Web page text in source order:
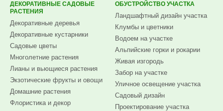
ДЕКОРАТИВНЫЕ САДОВЫЕ
РАСТЕНИЯ
Декоративные деревья
Декоративные кустарники
Садовые цветы
Многолетние растения
Лианы и вьющиеся растения
Экзотические фрукты и овощи
Домашние растения
Флористика и декор
ОБУСТРОЙСТВО УЧАСТКА
Ландшафтный дизайн участка
Клумбы и цветники
Водоем на участке
Альпийские горки и рокарии
Живая изгородь
Забор на участке
Уличное освещение участка
Садовый дизайн
Проектирование участка